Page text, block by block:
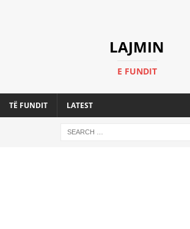
LAJMIN
E FUNDIT
TË FUNDIT LATEST